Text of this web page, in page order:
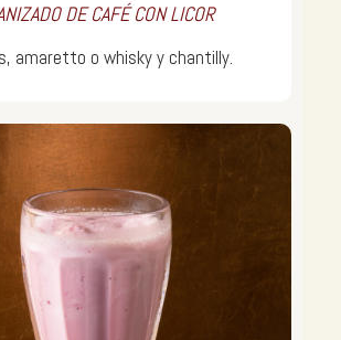
DE CAFÉ CON LICOR
amaretto o whisky y chantilly.